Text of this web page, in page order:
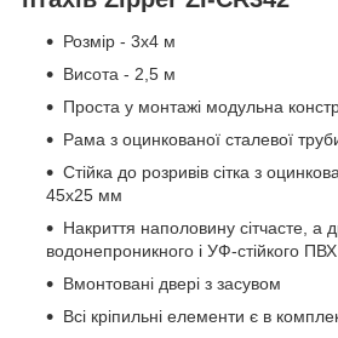
Розмір - 3х4 м
Висота - 2,5 м
Проста у монтажі модульна
Рама з оцинкованої сталевої
Стійка до розривів сітка з
45х25 мм
Накриття наполовину сітчасте, а
водонепроникного і УФ-стійкого
Вмонтовані двері з засувом
Всі кріпильні елементи є в